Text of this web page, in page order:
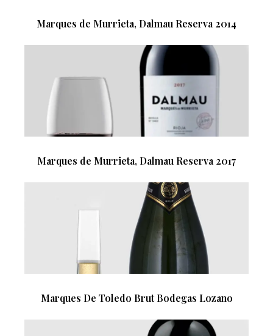
Marques de Murrieta, Dalmau Reserva 2014
Marques de Murrieta, Dalmau Reserva 2017
Marques De Toledo Brut Bodegas Lozano